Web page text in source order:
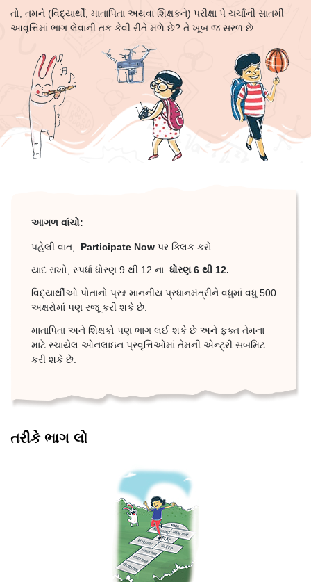
તો, તમને (વિદ્યાર્થી, માતાપિતા અથવા શિક્ષકને) પરીક્ષા પે ચર્ચાની સાતમી
આવૃત્તિમાં ભાગ લેવાની તક કેવી રીતે મળે છે? તે ખૂબ જ સરળ છે.
આગળ વાંચો:
પહેલી વાત, Participate Now પર ક્લિક કરો
યાદ રાખો, સ્પર્ધા ધોરણ 9 થી 12 ના ધોરણ 6 થી 12.
વિદ્યાર્થીઓ પોતાનો પ્રશ્ન માનનીય પ્રધાનમંત્રીને વધુમાં વધુ 500
અક્ષરોમાં પણ રજૂ કરી શકે છે.
માતાપિતા અને શિક્ષકો પણ ભાગ લઈ શકે છે અને ફક્ત તેમના
માટે રચાયેલ ઓનલાઇન પ્રવૃત્તિઓમાં તેમની એન્ટ્રી સબમિટ
કરી શકે છે.
તરીકે ભાગ લો